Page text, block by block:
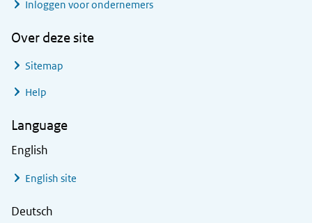
Inloggen voor ondernemers
Over deze site
Sitemap
Help
Language
English
English site
Deutsch